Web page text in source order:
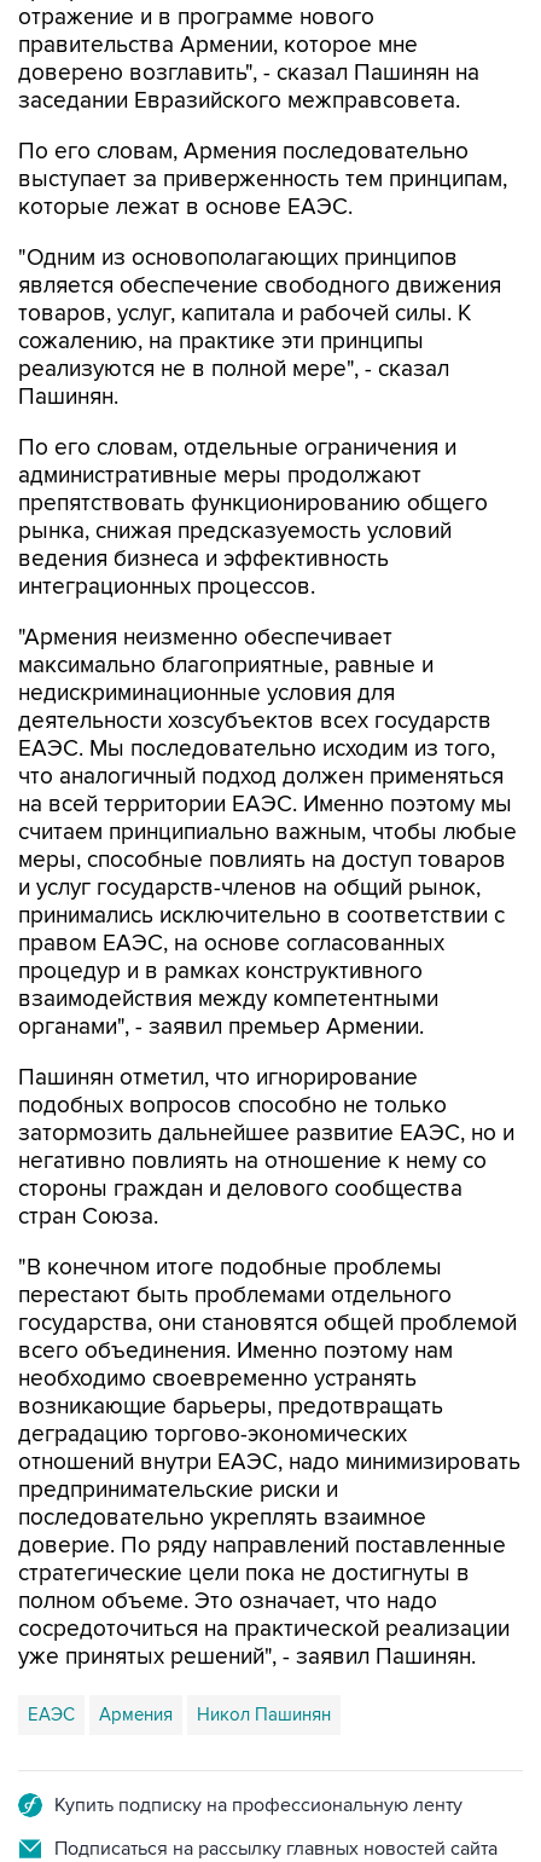
отражение и в программе нового
правительства Армении, которое мне
доверено возглавить", - сказал Пашинян на
заседании Евразийского межправсовета.
По его словам, Армения последовательно
выступает за приверженность тем принципам,
которые лежат в основе ЕАЭС.
"Одним из основополагающих принципов
является обеспечение свободного движения
товаров, услуг, капитала и рабочей силы. К
сожалению, на практике эти принципы
реализуются не в полной мере", - сказал
Пашинян.
По его словам, отдельные ограничения и
административные меры продолжают
препятствовать функционированию общего
рынка, снижая предсказуемость условий
ведения бизнеса и эффективность
интеграционных процессов.
"Армения неизменно обеспечивает
максимально благоприятные, равные и
недискриминационные условия для
деятельности хозсубъектов всех государств
ЕАЭС. Мы последовательно исходим из того,
что аналогичный подход должен применяться
на всей территории ЕАЭС. Именно поэтому мы
считаем принципиально важным, чтобы любые
меры, способные повлиять на доступ товаров
и услуг государств-членов на общий рынок,
принимались исключительно в соответствии с
правом ЕАЭС, на основе согласованных
процедур и в рамках конструктивного
взаимодействия между компетентными
органами", - заявил премьер Армении.
Пашинян отметил, что игнорирование
подобных вопросов способно не только
затормозить дальнейшее развитие ЕАЭС, но и
негативно повлиять на отношение к нему со
стороны граждан и делового сообщества
стран Союза.
"В конечном итоге подобные проблемы
перестают быть проблемами отдельного
государства, они становятся общей проблемой
всего объединения. Именно поэтому нам
необходимо своевременно устранять
возникающие барьеры, предотвращать
деградацию торгово-экономических
отношений внутри ЕАЭС, надо минимизировать
предпринимательские риски и
последовательно укреплять взаимное
доверие. По ряду направлений поставленные
стратегические цели пока не достигнуты в
полном объеме. Это означает, что надо
сосредоточиться на практической реализации
уже принятых решений", - заявил Пашинян.
ЕАЭС Армения Никол Пашинян
Купить подписку на профессиональную ленту
Подписаться на рассылку главных новостей сайта